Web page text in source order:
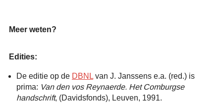
Meer weten?
Edities:
De editie op de DBNLvan J. Janssens e.a. (red.) is
prima: Van den vos Reynaerde. Het Comburgse
handschrift, (Davidsfonds), Leuven, 1991.